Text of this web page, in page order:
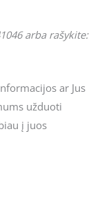
arba rašykite:
ar Jus
užduoti
į juos